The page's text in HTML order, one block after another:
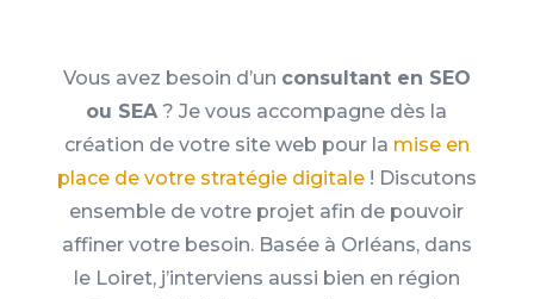
Vous avez besoin d’un consultant en SEO
ou SEA? Je vous accompagne dès la
création de votre site web pour la mise en
place de votre stratégie digitale! Discutons
ensemble de votre projet afin de pouvoir
affiner votre besoin. Basée à Orléans, dans
le Loiret, j’interviens aussi bien en région